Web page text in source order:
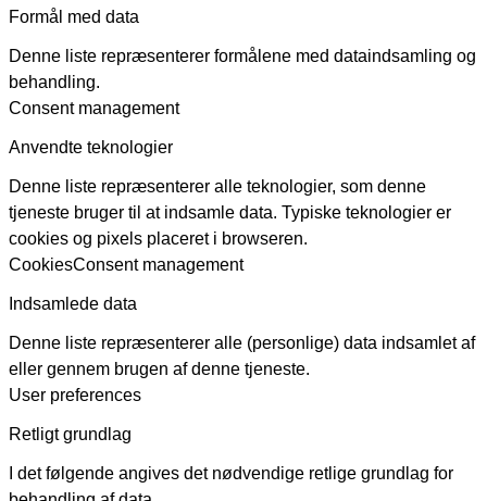
Formål med data
Denne liste repræsenterer formålene med dataindsamling og
behandling.
Consent management
Anvendte teknologier
Denne liste repræsenterer alle teknologier, som denne
tjeneste bruger til at indsamle data. Typiske teknologier er
cookies og pixels placeret i browseren.
CookiesConsent management
Indsamlede data
Denne liste repræsenterer alle (personlige) data indsamlet af
eller gennem brugen af denne tjeneste.
User preferences
Retligt grundlag
I det følgende angives det nødvendige retlige grundlag for